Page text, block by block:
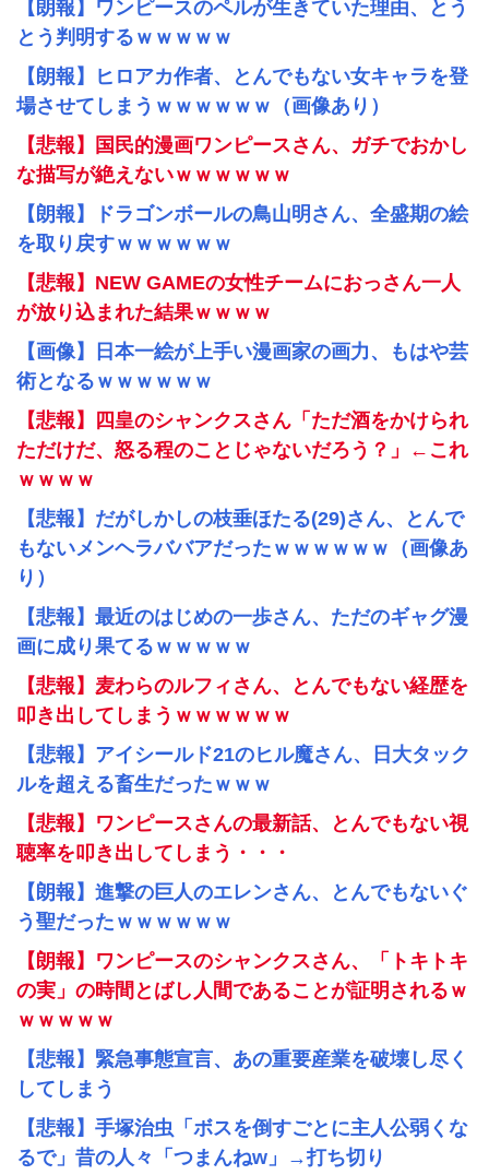
【朗報】ワンピースのペルが生きていた理由、とう
とう判明するｗｗｗｗｗ
【朗報】ヒロアカ作者、とんでもない女キャラを登
場させてしまうｗｗｗｗｗｗ（画像あり）
【悲報】国民的漫画ワンピースさん、ガチでおかし
な描写が絶えないｗｗｗｗｗｗ
【朗報】ドラゴンボールの鳥山明さん、全盛期の絵
を取り戻すｗｗｗｗｗｗ
【悲報】NEW GAMEの女性チームにおっさん一人
が放り込まれた結果ｗｗｗｗ
【画像】日本一絵が上手い漫画家の画力、もはや芸
術となるｗｗｗｗｗｗ
【悲報】四皇のシャンクスさん「ただ酒をかけられ
ただけだ、怒る程のことじゃないだろう？」←これ
ｗｗｗｗ
【悲報】だがしかしの枝垂ほたる(29)さん、とんで
もないメンヘラババアだったｗｗｗｗｗｗ（画像あ
り）
【悲報】最近のはじめの一歩さん、ただのギャグ漫
画に成り果てるｗｗｗｗｗ
【悲報】麦わらのルフィさん、とんでもない経歴を
叩き出してしまうｗｗｗｗｗｗ
【悲報】アイシールド21のヒル魔さん、日大タック
ルを超える畜生だったｗｗｗ
【悲報】ワンピースさんの最新話、とんでもない視
聴率を叩き出してしまう・・・
【朗報】進撃の巨人のエレンさん、とんでもないぐ
う聖だったｗｗｗｗｗｗ
【朗報】ワンピースのシャンクスさん、「トキトキ
の実」の時間とばし人間であることが証明されるｗ
ｗｗｗｗｗ
【悲報】緊急事態宣言、あの重要産業を破壊し尽く
してしまう
【悲報】手塚治虫「ボスを倒すごとに主人公弱くな
るで」昔の人々「つまんねw」→打ち切り